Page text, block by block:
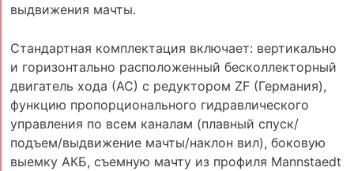
выдвижения мачты.
Стандартная комплектация включает: вертикально
и горизонтально расположенный бесколлекторный
двигатель хода (АС) с редуктором ZF (Германия),
функцию пропорционального гидравлического
управления по всем каналам (плавный спуск/
подъем/выдвижение мачты/наклон вил), боковую
выемку АКБ, съемную мачту из профиля Mannstaedt